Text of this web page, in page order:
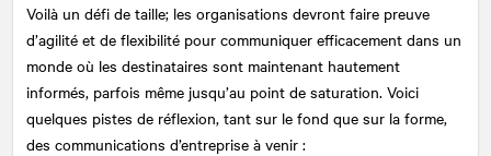
Voilà un défi de taille; les organisations devront faire preuve
d’agilité et de flexibilité pour communiquer efficacement dans un
monde où les destinataires sont maintenant hautement
informés, parfois même jusqu’au point de saturation. Voici
quelques pistes de réflexion, tant sur le fond que sur la forme,
des communications d’entreprise à venir :